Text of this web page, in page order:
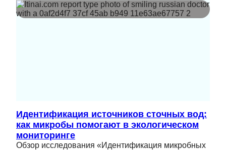
Идентификация источников сточных вод:
как микробы помогают в экологическом
мониторинге
Обзор исследования «Идентификация микробных